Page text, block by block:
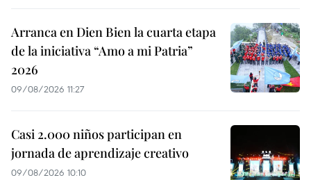
Arranca en Dien Bien la cuarta etapa
de la iniciativa “Amo a mi Patria”
2026
09/08/2026 11:27
Casi 2.000 niños participan en
jornada de aprendizaje creativo
09/08/2026 10:10